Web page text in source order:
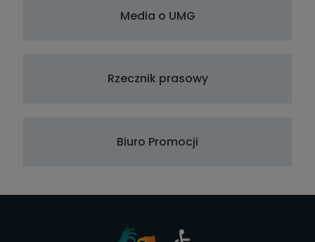
Media o UMG
Rzecznik prasowy
Biuro Promocji